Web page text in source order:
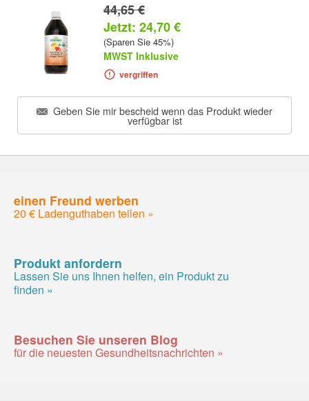
44,65 €
Jetzt: 24,70 €
(Sparen Sie 45%)
MWST Inklusive
vergriffen
Geben Sie mir bescheid wenn das Produkt wieder
verfügbar ist
einen Freund werben
20 € Ladenguthaben teilen »
Produkt anfordern
Lassen Sie uns Ihnen helfen, ein Produkt zu
finden »
Besuchen Sie unseren Blog
für die neuesten Gesundheitsnachrichten »